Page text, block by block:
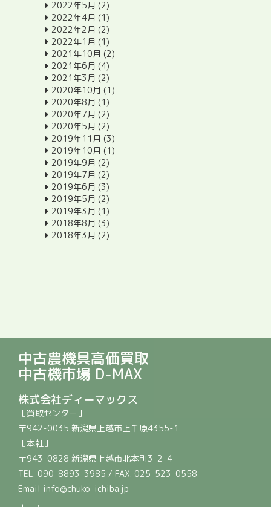
2022年5月 (2)
2022年4月 (1)
2022年2月 (2)
2022年1月 (1)
2021年10月 (2)
2021年6月 (4)
2021年3月 (2)
2020年10月 (1)
2020年8月 (1)
2020年7月 (2)
2020年5月 (2)
2019年11月 (3)
2019年10月 (1)
2019年9月 (2)
2019年7月 (2)
2019年6月 (3)
2019年5月 (2)
2019年3月 (1)
2018年8月 (3)
2018年3月 (2)
中古農機具高価買取
中古機市場 D-MAX
株式会社ディーマックス
［買取センター］
〒942-0035 新潟県上越市上千原4355-1
［本社］
〒943-0828 新潟県上越市北本町3-2-4
TEL. 090-8893-3985 / FAX. 025-523-0558
Email info@chuko-ichiba.jp